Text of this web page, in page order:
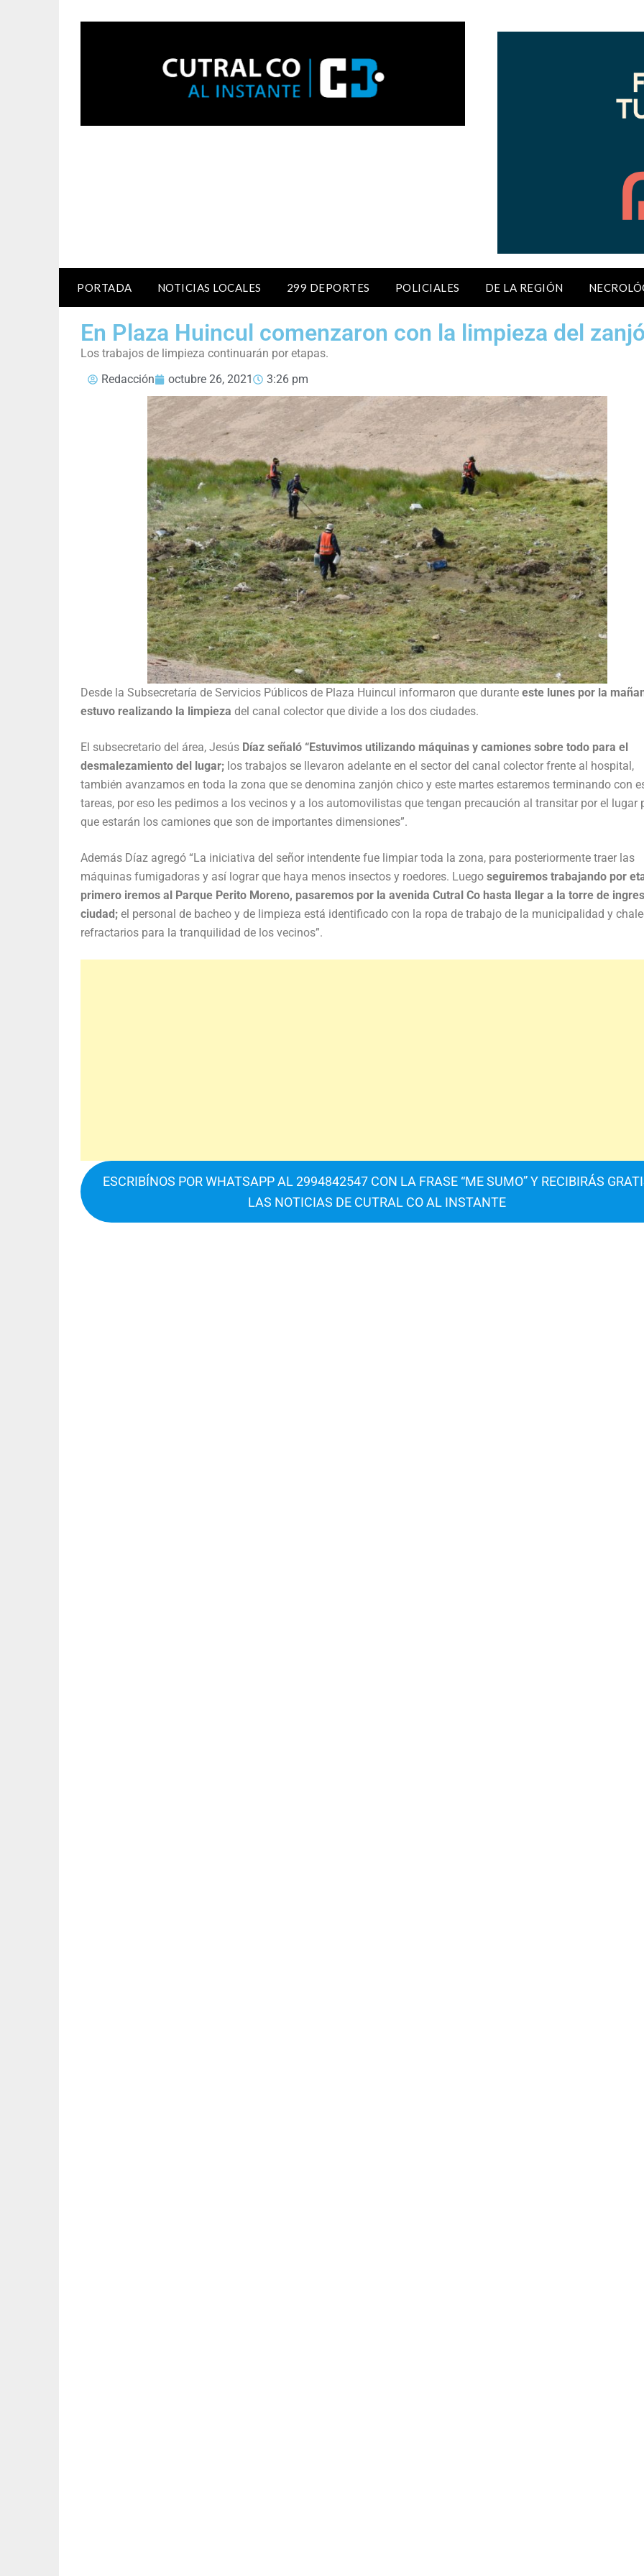
PORTADA NOTICIAS LOCALES 299 DEPORTES POLICIALES DE LA REGIÓN
En Plaza Huincul comenzaron con la limpieza del
Los trabajos de limpieza continuarán por etapas.
Redacción
octubre 26, 2021 3:26 pm
Desde la Subsecretaría de Servicios Públicos de Plaza Huincul informaron que durante este lunes por la
estuvo realizando la limpieza del canal colector que divide a los dos ciudades.
El subsecretario del área, Jesús Díaz señaló “Estuvimos utilizando máquinas y camiones sobre todo para el
desmalezamiento del lugar; los trabajos se llevaron adelante en el sector del canal colector frente al hospital,
también avanzamos en toda la zona que se denomina zanjón chico y este martes estaremos terminando con
tareas, por eso les pedimos a los vecinos y a los automovilistas que tengan precaución al transitar por el lugar
que estarán los camiones que son de importantes dimensiones”.
Además Díaz agregó “La iniciativa del señor intendente fue limpiar toda la zona, para posteriormente traer las
máquinas fumigadoras y así lograr que haya menos insectos y roedores. Luego seguiremos trabajando por
primero iremos al Parque Perito Moreno, pasaremos por la avenida Cutral Co hasta llegar a la torre de
ciudad; el personal de bacheo y de limpieza está identificado con la ropa de trabajo de la municipalidad y
refractarios para la tranquilidad de los vecinos”.
ESCRIBÍNOS POR WHATSAPP AL 2994842547 CON LA FRASE “ME SUMO” Y RECIBIRÁS
LAS NOTICIAS DE CUTRAL CO AL INSTANTE